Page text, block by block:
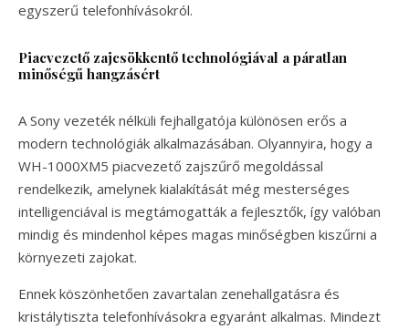
egyszerű telefonhívásokról.
Piacvezető zajcsökkentő technológiával a páratlan
minőségű hangzásért
A Sony vezeték nélküli fejhallgatója különösen erős a
modern technológiák alkalmazásában. Olyannyira, hogy a
WH-1000XM5 piacvezető zajszűrő megoldással
rendelkezik, amelynek kialakítását még mesterséges
intelligenciával is megtámogatták a fejlesztők, így valóban
mindig és mindenhol képes magas minőségben kiszűrni a
környezeti zajokat.
Ennek köszönhetően zavartalan zenehallgatásra és
kristálytiszta telefonhívásokra egyaránt alkalmas. Mindezt